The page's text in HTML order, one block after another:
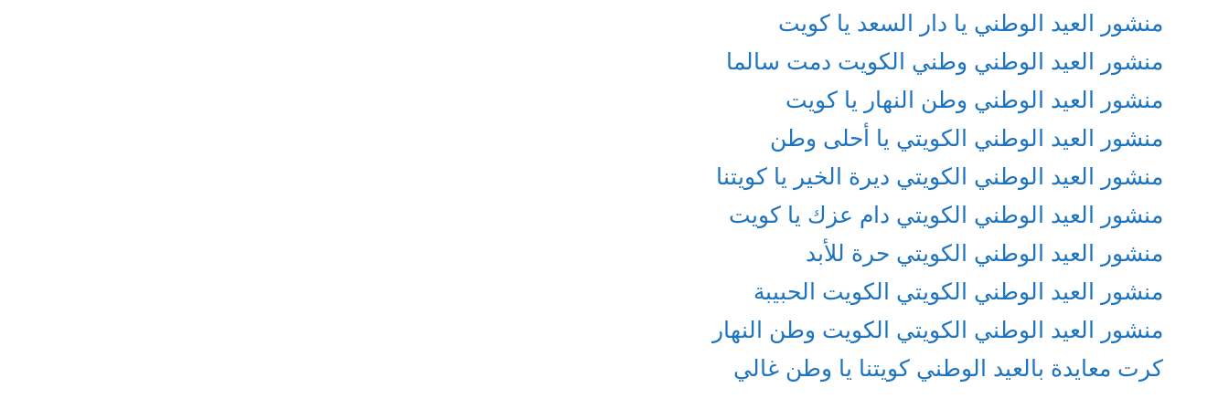
منشور العيد الوطني يا دار السعد يا كويت
منشور العيد الوطني وطني الكويت دمت سالما
منشور العيد الوطني وطن النهار يا كويت
منشور العيد الوطني الكويتي يا أحلى وطن
منشور العيد الوطني الكويتي ديرة الخير يا كويتنا
منشور العيد الوطني الكويتي دام عزك يا كويت
منشور العيد الوطني الكويتي حرة للأبد
منشور العيد الوطني الكويتي الكويت الحبيبة
منشور العيد الوطني الكويتي الكويت وطن النهار
كرت معايدة بالعيد الوطني كويتنا يا وطن غالي